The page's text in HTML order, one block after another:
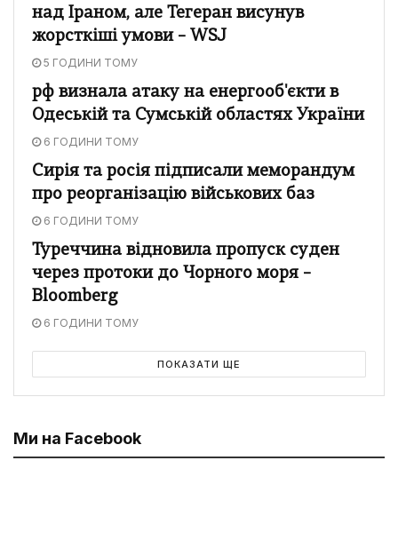
над Іраном, але Тегеран висунув
жорсткіші умови – WSJ
5 ГОДИНИ ТОМУ
рф визнала атаку на енергооб'єкти в
Одеській та Сумській областях України
6 ГОДИНИ ТОМУ
Сирія та росія підписали меморандум
про реорганізацію військових баз
6 ГОДИНИ ТОМУ
Туреччина відновила пропуск суден
через протоки до Чорного моря –
Bloomberg
6 ГОДИНИ ТОМУ
ПОКАЗАТИ ЩЕ
Ми на Facebook